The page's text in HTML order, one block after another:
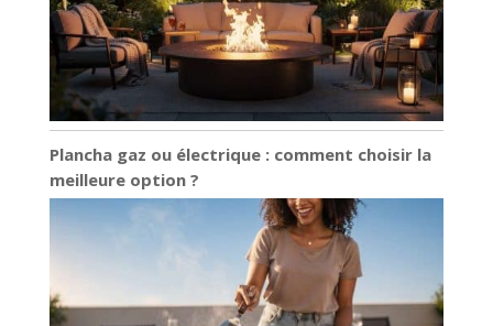
Plancha gaz ou électrique : comment choisir la
meilleure option ?